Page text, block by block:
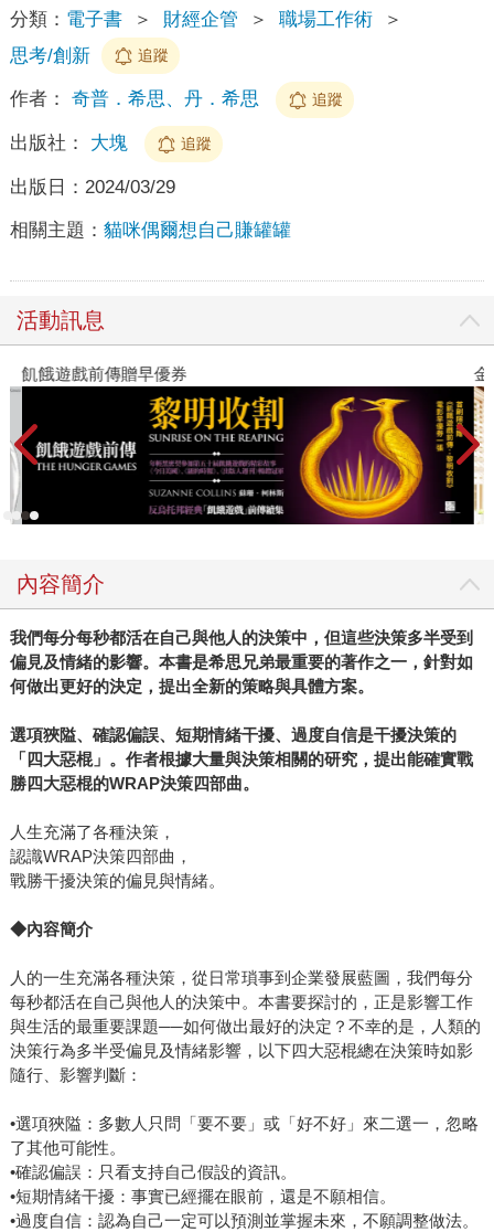
分類： 電子書 ＞ 財經企管 ＞ 職場工作術
＞
思考/創新
追蹤
作者： 奇普．希思、丹．希思 追蹤
出版社： 大塊 追蹤
出版日： 2024/03/29
相關主題： 貓咪偶爾想自己賺罐罐
活動訊息
飢餓遊戲前傳贈早優券 金
內容簡介
我們每分每秒都活在自己與他人的決策中，但這些決策多半受到
偏見及情緒的影響。本書是希思兄弟最重要的著作之一，針對如
何做出更好的決定，提出全新的策略與具體方案。
選項狹隘、確認偏誤、短期情緒干擾、過度自信是干擾決策的
「四大惡棍」。作者根據大量與決策相關的研究，提出能確實戰
勝四大惡棍的WRAP決策四部曲。
人生充滿了各種決策，
認識WRAP決策四部曲，
戰勝干擾決策的偏見與情緒。
◆內容簡介
人的一生充滿各種決策，從日常瑣事到企業發展藍圖，我們每分
每秒都活在自己與他人的決策中。本書要探討的，正是影響工作
與生活的最重要課題──如何做出最好的決定？不幸的是，人類的
決策行為多半受偏見及情緒影響，以下四大惡棍總在決策時如影
隨行、影響判斷：
•選項狹隘：多數人只問「要不要」或「好不好」來二選一，忽略
了其他可能性。
•確認偏誤：只看支持自己假設的資訊。
•短期情緒干擾：事實已經擺在眼前，還是不願相信。
•過度自信：認為自己一定可以預測並掌握未來，不願調整做法。